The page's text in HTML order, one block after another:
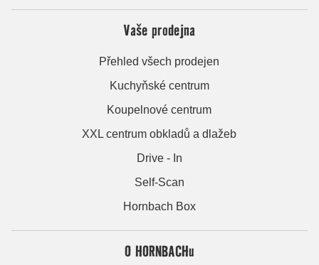
Vaše prodejna
Přehled všech prodejen
Kuchyňské centrum
Koupelnové centrum
XXL centrum obkladů a dlažeb
Drive - In
Self-Scan
Hornbach Box
O HORNBACHu